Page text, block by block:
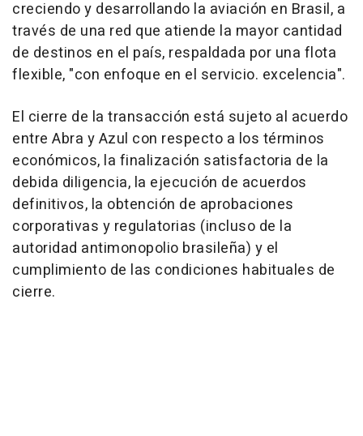
creciendo y desarrollando la aviación en Brasil, a
través de una red que atiende la mayor cantidad
de destinos en el país, respaldada por una flota
flexible, "con enfoque en el servicio. excelencia".
El cierre de la transacción está sujeto al acuerdo
entre Abra y Azul con respecto a los términos
económicos, la finalización satisfactoria de la
debida diligencia, la ejecución de acuerdos
definitivos, la obtención de aprobaciones
corporativas y regulatorias (incluso de la
autoridad antimonopolio brasileña) y el
cumplimiento de las condiciones habituales de
cierre.